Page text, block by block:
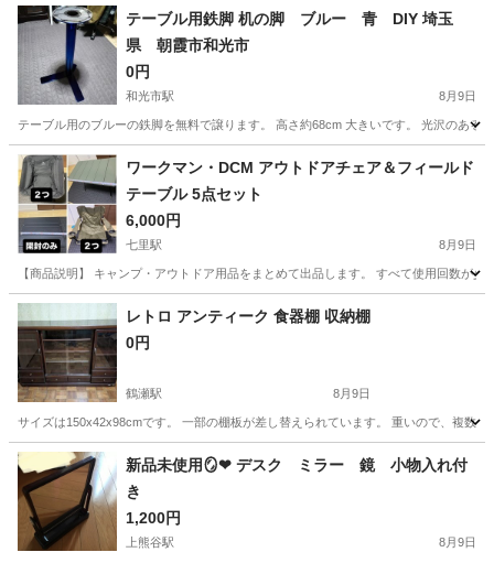
テーブル用鉄脚 机の脚 ブルー 青 DIY 埼玉
県 朝霞市和光市
0円
和光市駅 8月9日
テーブル用のブルーの鉄脚を無料で譲ります。 高さ約68cm 大きいです。 光沢のあ
埼玉 朝霞市 和光市駅 鉄脚
ワークマン・DCM アウトドアチェア＆フィールド
テーブル 5点セット
6,000円
七里駅 8月9日
【商品説明】 キャンプ・アウトドア用品をまとめて出品します。 すべて使用回数が
埼玉 さいたま市 テーブル
レトロ アンティーク 食器棚 収納棚
0円
鶴瀬駅 8月9日
サイズは150x42x98cmです。 一部の棚板が差し替えられています。 重いので、複数
埼玉 富士見市 鶴瀬駅 収納家具
新品未使用🪞❤︎ デスク ミラー 鏡 小物入れ付
き
1,200円
上熊谷駅 8月9日